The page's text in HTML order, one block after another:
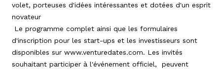
volet, porteuses d'idées intéressantes et dotées d'un esprit
novateur
Le programme complet ainsi que les formulaires
d'inscription pour les start-ups et les investisseurs sont
disponibles sur www.venturedates.com. Les invités
souhaitant participer à l'événement officiel, peuvent